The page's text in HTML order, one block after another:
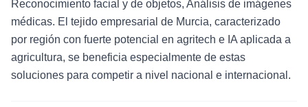
Reconocimiento facial y de objetos, Análisis de imágenes
médicas. El tejido empresarial de Murcia, caracterizado
por región con fuerte potencial en agritech e IA aplicada a
agricultura, se beneficia especialmente de estas
soluciones para competir a nivel nacional e internacional.